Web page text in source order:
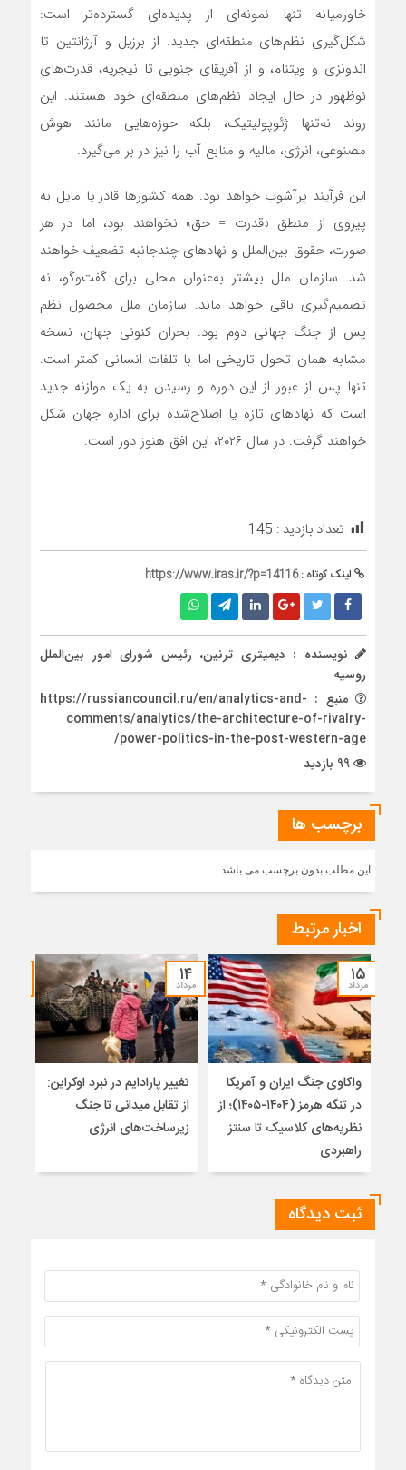
خاورمیانه تنها نمونه‌ای از پدیده‌ای گسترده‌تر است:
شکل‌گیری نظم‌های منطقه‌ای جدید. از برزیل و آرژانتین تا
اندونزی و ویتنام، و از آفریقای جنوبی تا نیجریه، قدرت‌های
نوظهور در حال ایجاد نظم‌های منطقه‌ای خود هستند. این
روند نه‌تنها ژئوپولیتیک، بلکه حوزه‌هایی مانند هوش
مصنوعی، انرژی، مالیه و منابع آب را نیز در بر می‌گیرد.
این فرآیند پرآشوب خواهد بود. همه کشورها قادر یا مایل به
پیروی از منطق «قدرت = حق» نخواهند بود، اما در هر
صورت، حقوق بین‌الملل و نهادهای چندجانبه تضعیف خواهند
شد. سازمان ملل بیشتر به‌عنوان محلی برای گفت‌وگو، نه
تصمیم‌گیری باقی خواهد ماند. سازمان ملل محصول نظم
پس از جنگ جهانی دوم بود. بحران کنونی جهان، نسخه
مشابه همان تحول تاریخی اما با تلفات انسانی کمتر است.
تنها پس از عبور از این دوره و رسیدن به یک موازنه جدید
است که نهادهای تازه یا اصلاح‌شده برای اداره جهان شکل
خواهند گرفت. در سال ۲۰۲۶، این افق هنوز دور است.
تعداد بازدید : 145
لینک کوتاه :https://www.iras.ir/?p=14116
نویسنده : دیمیتری ترنین، رئیس شورای امور بین‌الملل
روسیه
منبع : https://russiancouncil.ru/en/analytics-and-
comments/analytics/the-architecture-of-rivalry-
power-politics-in-the-post-western-age/
برچسب ها
این مطلب بدون برچسب می باشد.
اخبار مرتبط
۱۵
مرداد
واکاوی جنگ ایران و آمریکا
در تنگه هرمز (۱۴۰۴-۱۴۰۵)؛ از
نظریه‌های کلاسیک تا سنتز
راهبردی
۱۴
مرداد
تغییر پارادایم در نبرد اوکراین:
از تقابل میدانی تا جنگ
زیرساخت‌های انرژی
ثبت دیدگاه